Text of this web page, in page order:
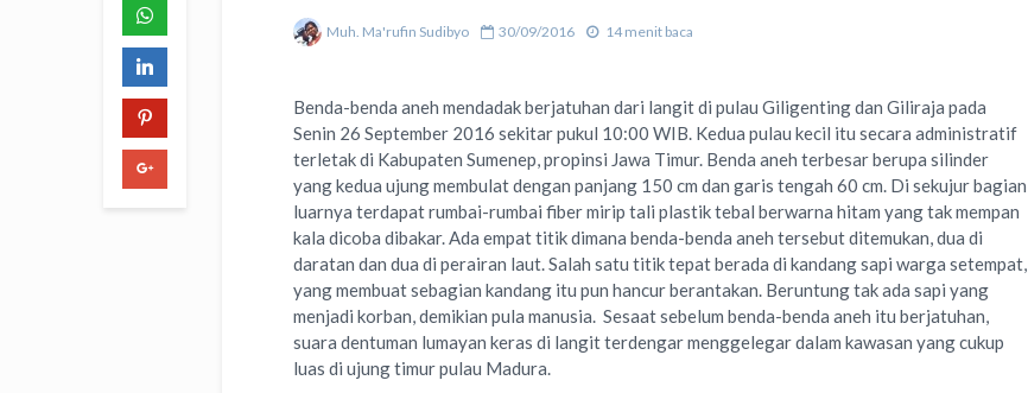
Muh. Ma'rufin Sudibyo 30/09/2016 14 menit baca
Benda-benda aneh mendadak berjatuhan dari langit di pulau Giligenting dan Giliraja pada
Senin 26 September 2016 sekitar pukul 10:00 WIB. Kedua pulau kecil itu secara administratif
terletak di Kabupaten Sumenep, propinsi Jawa Timur. Benda aneh terbesar berupa silinder
yang kedua ujung membulat dengan panjang 150 cm dan garis tengah 60 cm. Di sekujur bagian
luarnya terdapat rumbai-rumbai fiber mirip tali plastik tebal berwarna hitam yang tak mempan
kala dicoba dibakar. Ada empat titik dimana benda-benda aneh tersebut ditemukan, dua di
daratan dan dua di perairan laut. Salah satu titik tepat berada di kandang sapi warga setempat,
yang membuat sebagian kandang itu pun hancur berantakan. Beruntung tak ada sapi yang
menjadi korban, demikian pula manusia. Sesaat sebelum benda-benda aneh itu berjatuhan,
suara dentuman lumayan keras di langit terdengar menggelegar dalam kawasan yang cukup
luas di ujung timur pulau Madura.